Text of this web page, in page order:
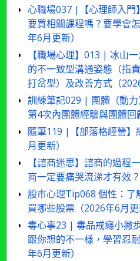
心職場037 |【心理師入門
要買相關課程嗎？要學會
年6月更新）
【職場心理】013 | 冰山
的不一致型溝通姿態（指
打岔型）及改善方式（
訓練筆記029 | 團體（動
第4次內團體經驗與團體回
隨筆119 |【部落格經營】
月更新）
【諮商迷思】諮商的過程
商一定要痛哭流涕才有效
股市心理Tip068 個性：
買哪些股票（2026年6月更
毒心事23 | 毒品戒癮小撇
跟你想的不一樣，學習忍
年6月更新）